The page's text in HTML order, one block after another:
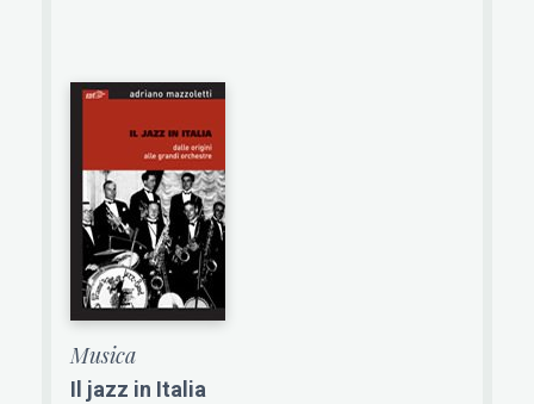
Musica
Il jazz in Italia